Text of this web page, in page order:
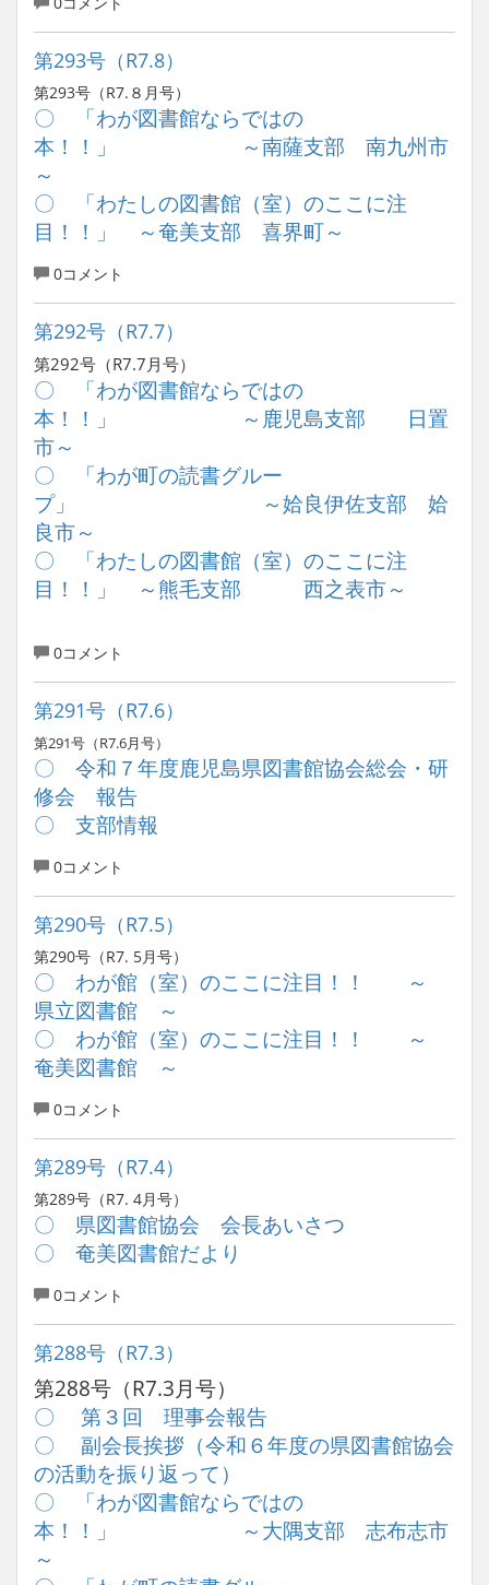
第293号（R7.8）
第293号（R7.８月号）
〇 「わが図書館ならではの
本！！」 ～南薩支部 南九州市
～
〇 「わたしの図書館（室）のここに注
目！！」 ～奄美支部 喜界町～
0コメント
第292号（R7.7）
第292号（R7.7月号）
〇 「わが図書館ならではの
本！！」 ～鹿児島支部 日置
市～
〇 「わが町の読書グルー
プ」 ～姶良伊佐支部 姶
良市～
〇 「わたしの図書館（室）のここに注
目！！」 ～熊毛支部 西之表市～
0コメント
第291号（R7.6）
第291号（R7.6月号）
〇 令和７年度鹿児島県図書館協会総会・研
修会 報告
〇 支部情報
0コメント
第290号（R7.5）
第290号（R7. 5月号）
〇 わが館（室）のここに注目！！ ～
県立図書館 ～
〇 わが館（室）のここに注目！！ ～
奄美図書館 ～
0コメント
第289号（R7.4）
第289号（R7. 4月号）
〇 県図書館協会 会長あいさつ
〇 奄美図書館だより
0コメント
第288号（R7.3）
第288号（R7.3月号）
〇 第３回 理事会報告
〇 副会長挨拶（令和６年度の県図書館協会
の活動を振り返って）
〇 「わが図書館ならではの
本！！」 ～大隅支部 志布志市
～